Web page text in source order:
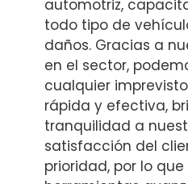
automotriz,
todo tipo de
daños. Gracias a
en el sector,
cualquier
rápida y efectiva,
tranquilidad a
satisfacción del
prioridad, por lo